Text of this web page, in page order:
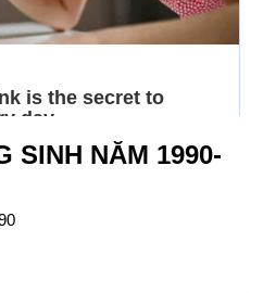
SINH NĂM 1990-